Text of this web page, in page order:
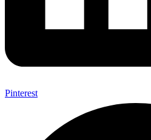
Pinterest